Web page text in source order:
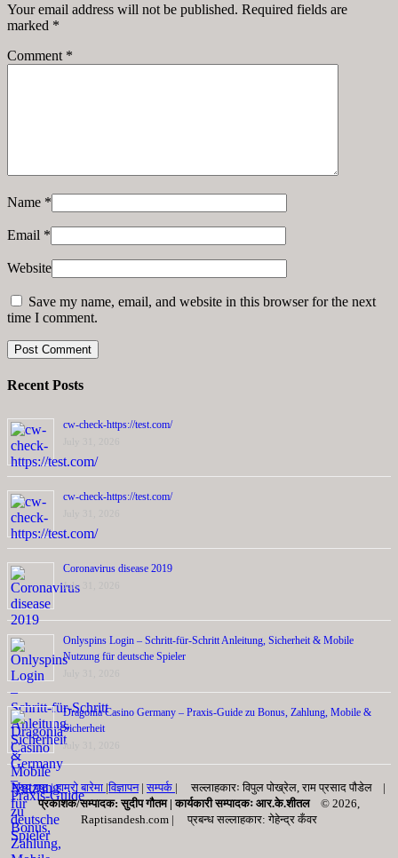
Your email address will not be published. Required fields are
marked *
Comment *
Name *
Email *
Website
Save my name, email, and website in this browser for the next
time I comment.
Recent Posts
cw-check-https://test.com/
cw-check-https://test.com/
Coronavirus disease 2019
July 31, 2026
Onlyspins Login – Schritt‑für‑Schritt Anleitung, Sicherheit & Mobile
Nutzung für deutsche Spieler
Dragonia Casino Germany – Praxis‑Guide zu Bonus, Zahlung, Mobile &
Sicherheit
July 31, 2026
मुख्य पृष्ठ |हाम्रो बारेमा |विज्ञापन|सम्पर्क | सल्लाहकारः विपुल पोख्रेल, राम प्रसाद पाैडेल |
प्रकाशक/सम्पादक: सुदीप गौतम | कार्यकारी सम्पादकः आर.के.शीतल
© 2026,
Raptisandesh.com | प्रबन्ध सल्लाहकार: गेहेन्द्र कँवर